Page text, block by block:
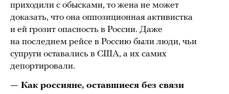
приходили с обысками, то жена не может
доказать, что она оппозиционная активистка
и ей грозит опасность в России. Даже
на последнем рейсе в Россию были люди, чьи
супруги оставались в США, а их самих
депортировали.
— Как россияне, оставшиеся без связи